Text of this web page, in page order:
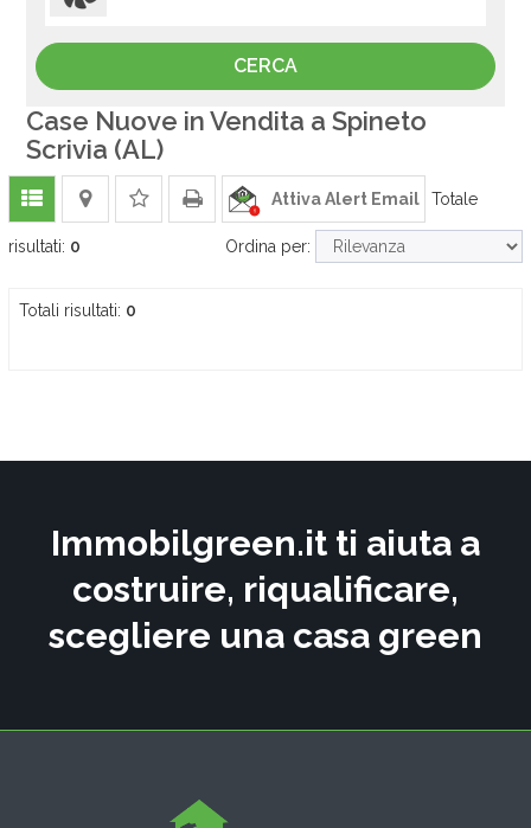
Case Nuove in Vendita a Spineto
Scrivia (AL)
Attiva Alert Email Totale
risultati: 0 Ordina per:
Totali risultati: 0
Immobilgreen.it ti aiuta a
costruire, riqualificare,
scegliere una casa green